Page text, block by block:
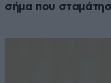
σήμα που